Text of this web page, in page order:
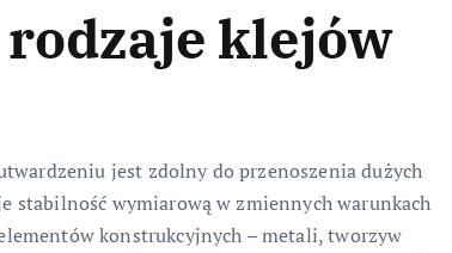
klejów
jest zdolny do przenoszenia dużych
stabilność wymiarową w zmiennych warunkach
konstrukcyjnych – metali, tworzyw